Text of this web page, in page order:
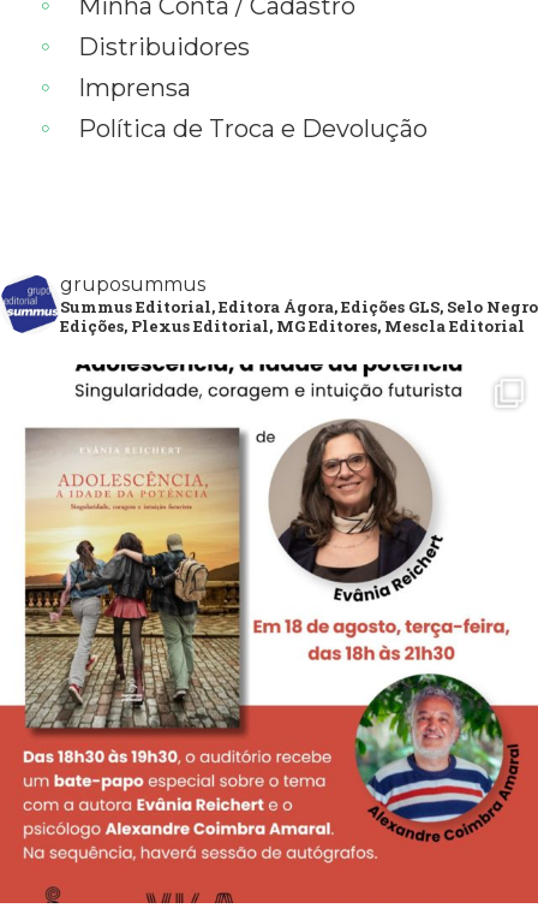
Distribuidores
Imprensa
Política de Troca e Devolução
gruposummus
Summus Editorial, Editora Ágora, Edições GLS, Selo Negro
Edições, Plexus Editorial, MG Editores, Mescla Editorial